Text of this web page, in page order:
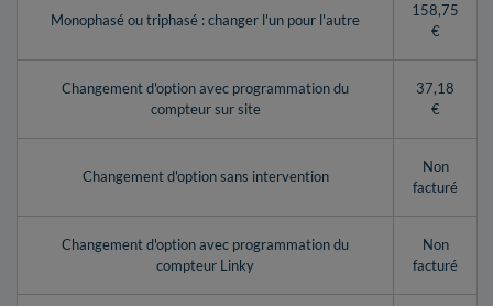
Monophasé ou triphasé : changer l'un pour l'autre
158,75
€
Changement d'option avec programmation du
compteur sur site
37,18
€
Changement d'option sans intervention
Non
facturé
Changement d'option avec programmation du
compteur Linky
Non
facturé